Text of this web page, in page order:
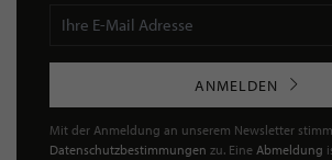
ANMELDEN
Mit der Anmeldung an unserem Newsletter
Datenschutzbestimmungen zu. Eine Abmeldung